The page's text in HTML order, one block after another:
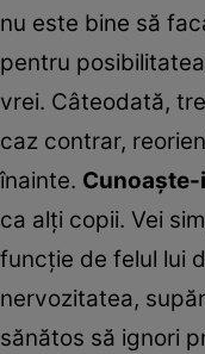
nu este bine să
pentru
vrei. Câteodată,
caz contrar,
înainte.
ca alţi copii. Vei
funcţie de felul lui
nervozitatea,
sănătos să ignori